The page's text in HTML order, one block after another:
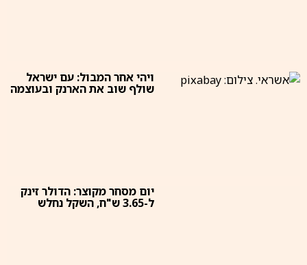
ויהי אחר המבול: עם ישראל
שולף שוב את הארנק ובעוצמה
יום מסחר מקוצר: הדולר זינק
ל-3.65 ש"ח, השקל נחלש